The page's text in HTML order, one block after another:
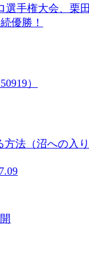
選手権大会、栗田
優勝！
）
方法（沼への入り